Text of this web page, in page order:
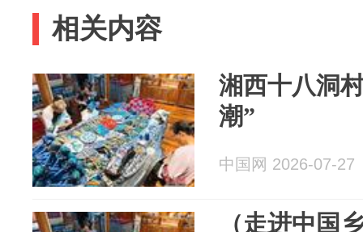
相关内容
湘西十八洞
潮”
中国网 2026-07-27
（走进中国